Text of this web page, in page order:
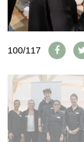
ABO
AUSGABE
VORTEILSWELT
BÜCHER
WEINSZENE
PORTRAITS
VINOPHILES
ARCHIV
ANMELDEN
GEWINNSPIELE
TRINKREIFETABELLE
ABO
WEINSUCHE
NEWSLETTER
WINE TRADE CLUB
100/117